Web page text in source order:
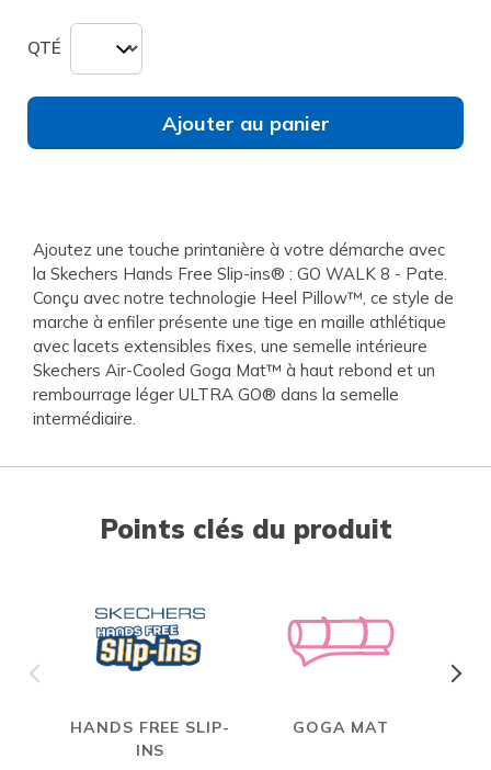
QTÉ
Ajouter au panier
Ajoutez une touche printanière à votre démarche avec
la Skechers Hands Free Slip-ins® : GO WALK 8 - Pate.
Conçu avec notre technologie Heel Pillow™, ce style de
marche à enfiler présente une tige en maille athlétique
avec lacets extensibles fixes, une semelle intérieure
Skechers Air-Cooled Goga Mat™ à haut rebond et un
rembourrage léger ULTRA GO® dans la semelle
intermédiaire.
Points clés du produit
HANDS FREE SLIP-
INS
GOGA MAT